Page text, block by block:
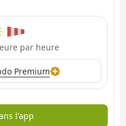
par heure
Premium
l'app